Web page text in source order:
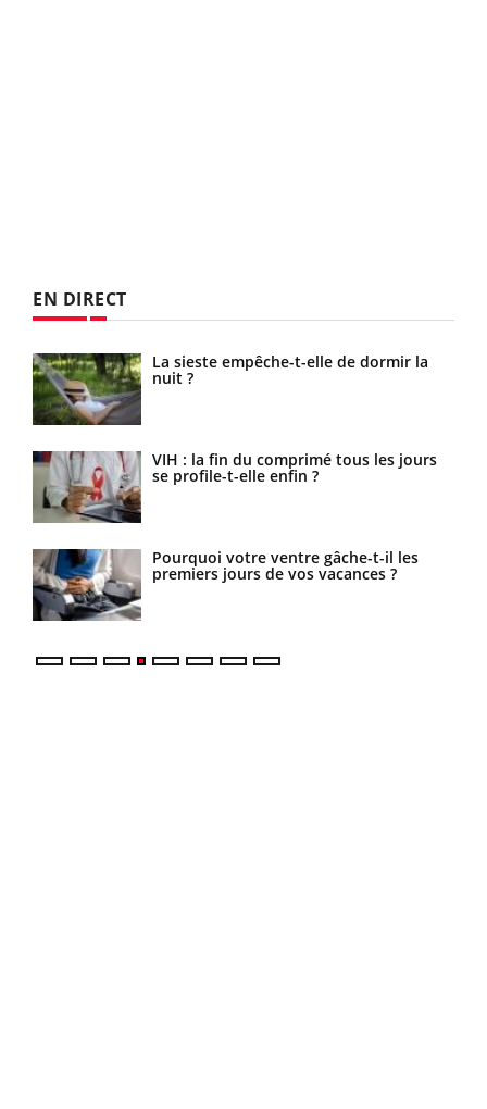
EN DIRECT
La sieste empêche-t-elle de dormir la
nuit ?
VIH : la fin du comprimé tous les jours
se profile-t-elle enfin ?
Pourquoi votre ventre gâche-t-il les
premiers jours de vos vacances ?